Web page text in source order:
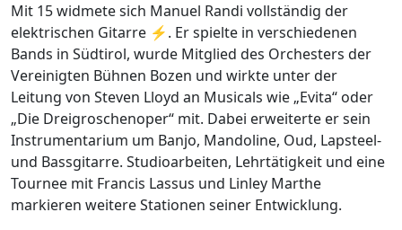
Mit 15 widmete sich Manuel Randi vollständig der
elektrischen Gitarre ⚡. Er spielte in verschiedenen
Bands in Südtirol, wurde Mitglied des Orchesters der
Vereinigten Bühnen Bozen und wirkte unter der
Leitung von Steven Lloyd an Musicals wie „Evita“ oder
„Die Dreigroschenoper“ mit. Dabei erweiterte er sein
Instrumentarium um Banjo, Mandoline, Oud, Lapsteel-
und Bassgitarre. Studioarbeiten, Lehrtätigkeit und eine
Tournee mit Francis Lassus und Linley Marthe
markieren weitere Stationen seiner Entwicklung.